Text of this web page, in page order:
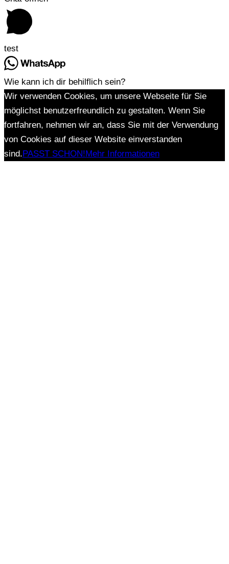
test
Wie kann ich dir behilflich sein?
Wir verwenden Cookies, um unsere Webseite für Sie
möglichst benutzerfreundlich zu gestalten. Wenn Sie
fortfahren, nehmen wir an, dass Sie mit der Verwendung
von Cookies auf dieser Website einverstanden
sind.PASST SCHON!Mehr Informationen